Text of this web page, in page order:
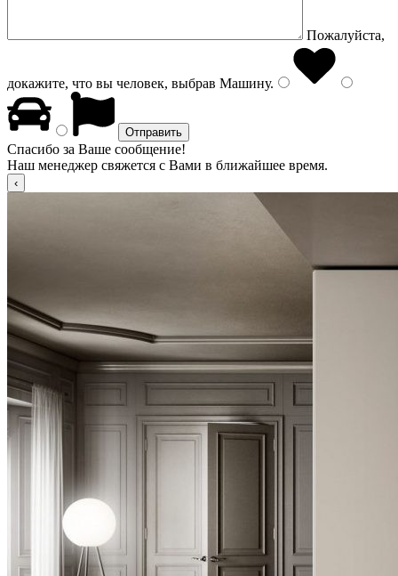
Пожалуйста,
докажите, что вы человек, выбрав Машину.
Спасибо за Ваше сообщение!
Наш менеджер свяжется с Вами в ближайшее время.